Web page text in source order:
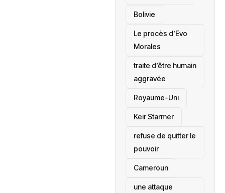
‎Bolivie
Le procès d’Evo
Morales
traite d’être humain
aggravée
‎Royaume-Uni
Keir Starmer
refuse de quitter le
pouvoir
‎Cameroun
une attaque